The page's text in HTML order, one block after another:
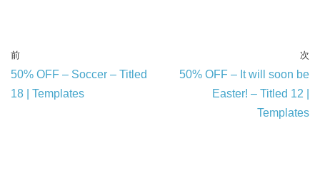
前
50% OFF – Soccer – Titled
18 | Templates
次
50% OFF – It will soon be
Easter! – Titled 12 |
Templates